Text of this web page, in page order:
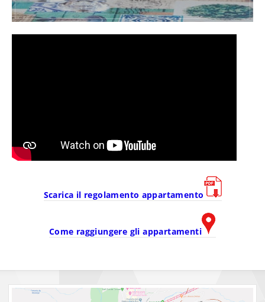
Scarica il regolamento appartamento
Come raggiungere gli appartamenti